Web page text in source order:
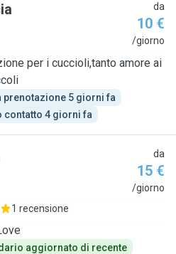
da
10 €
/giorno
amore ai
prenotazione 5 giorni fa
contatto 4 giorni fa
da
15 €
/giorno
1 recensione
aggiornato di recente